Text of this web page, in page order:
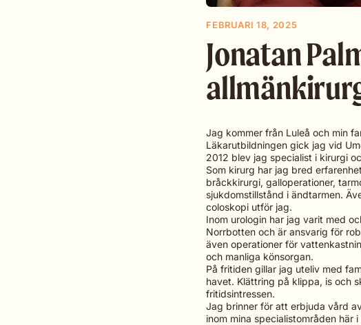
FEBRUARI 18, 2025
Jonatan
Jag kommer från Luleå och min
Läkarutbildningen gick jag vid
2012 blev jag specialist i kirurgi
Som kirurg har jag bred
bråckkirurgi, galloperationer,
sjukdomstillstånd i ändtarmen.
coloskopi utför jag.
Inom urologin har jag varit med
Norrbotten och är ansvarig för
även operationer för
och manliga könsorgan.
På fritiden gillar jag uteliv med
havet. Klättring på klippa, is och
fritidsintressen.
Jag brinner för att erbjuda vård
inom mina specialistområden här i